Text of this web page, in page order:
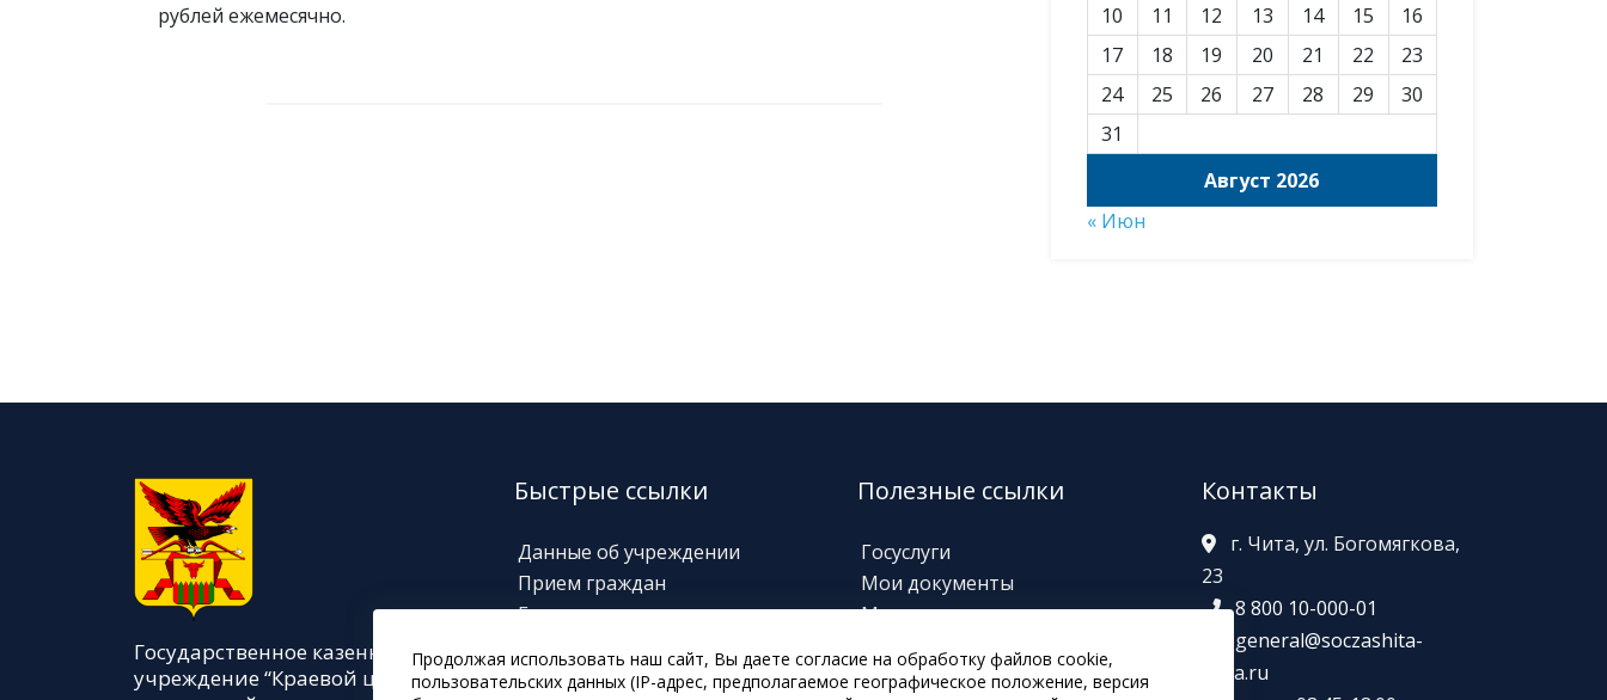
Продолжая использовать наш сайт, Вы даете согласие на обработку файлов cookie,
пользовательских данных (IP-адрес, предполагаемое географическое положение, версия
рублей ежемесячно.
Август 2026
10
11 12 13 14 15
16
17
18 19 20 21 22
23
24
25 26 27 28 29
30
31
« Июн
Государственное казенное
учреждение “Краевой центр
Быстрые ссылки
Данные об учреждении
Прием граждан
Горячие линии
Информация о выплатах
Полезные ссылки
Госуслуги
Мои документы
Министерство соц.
Забайкальский призыв
Контакты
г. Чита, ул. Богомягкова,
23
8 800 10-000-01
general@soczashita-
chita.ru